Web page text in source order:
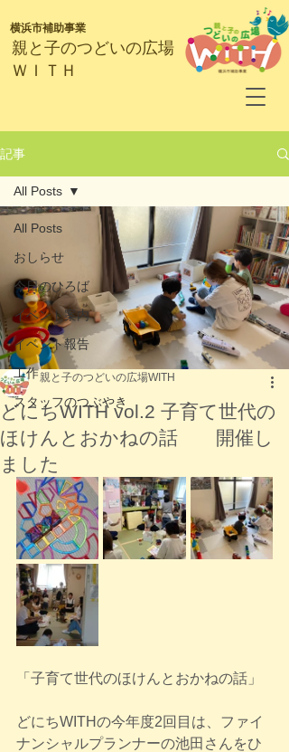
​親と子のつどいの広場
ＷＩＴＨ
横浜市補助事業
記事
All Posts
おしらせ
今日のひろば
イベント案内
イベント報告
工作
スタッフのつぶやき
All Posts
どにちWITH vol.2 子育て世代の
ほけんとおかねの話 開催し
ました
親と子のつどいの広場WITH
「子育て世代のほけんとおかねの話」
どにちWITHの今年度2回目は、ファイ
ナンシャルプランナーの池田さんをひ